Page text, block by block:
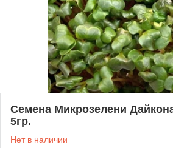
Семена Микрозелени
5гр.
Нет в наличии